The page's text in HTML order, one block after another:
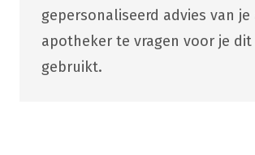
gepersonaliseerd advies van
apotheker te vragen voor je
gebruikt.